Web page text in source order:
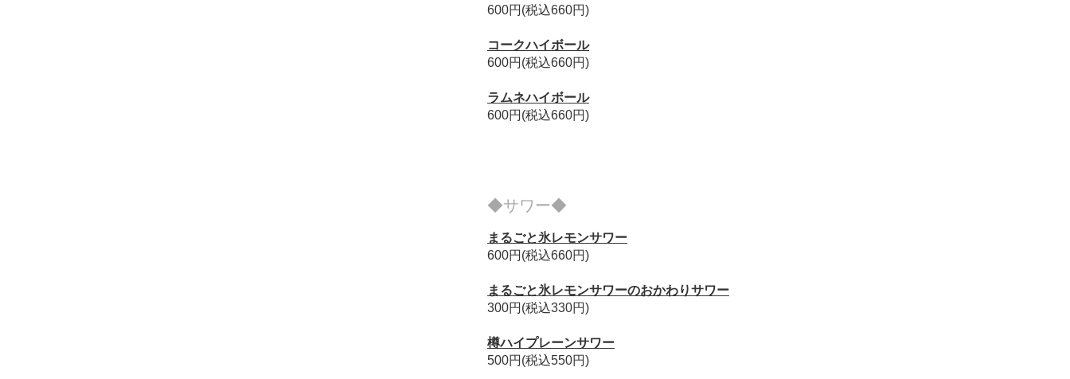
600円(税込660円)
コークハイボール
600円(税込660円)
ラムネハイボール
600円(税込660円)
◆サワー◆
まるごと氷レモンサワー
600円(税込660円)
まるごと氷レモンサワーのおかわりサワー
300円(税込330円)
樽ハイプレーンサワー
500円(税込550円)